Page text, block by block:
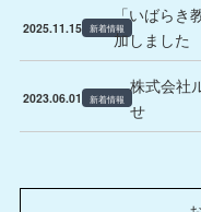
2025.11.15 新着情報
「いばらき
加しました
2023.06.01 新着情報
株式会社
せ